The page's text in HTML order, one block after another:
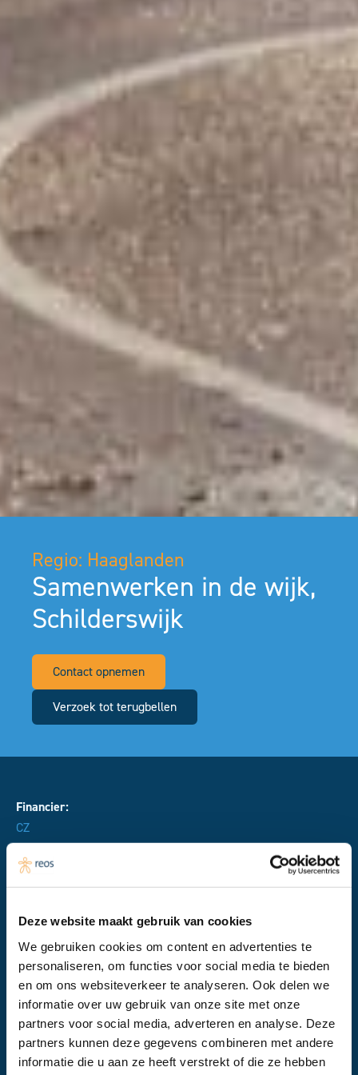
Deze website maakt gebruik van cookies
We gebruiken cookies om content en advertenties te
personaliseren, om functies voor social media te bieden
en om ons websiteverkeer te analyseren. Ook delen we
informatie over uw gebruik van onze site met onze
partners voor social media, adverteren en analyse. Deze
partners kunnen deze gegevens combineren met andere
informatie die u aan ze heeft verstrekt of die ze hebben
Regio: Haaglanden
Samenwerken in de wijk,
Schilderswijk
Contact opnemen
Verzoek tot terugbellen
Financier:
CZ
Samenwerkingspartner:
Rubenshoek
Laatst bijgewerkt:
Februari 2025